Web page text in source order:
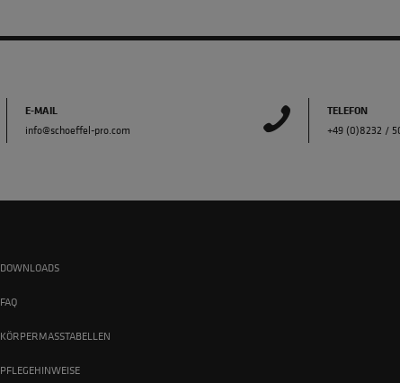
E-MAIL
info@schoeffel-pro.com
TELEFON
+49 (0)8232 /
DOWNLOADS
FAQ
KÖRPERMASSTABELLEN
PFLEGEHINWEISE